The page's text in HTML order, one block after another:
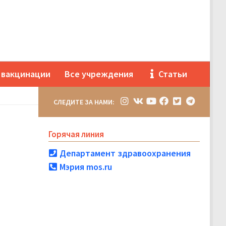
вакцинации Все учреждения Статьи
СЛЕДИТЕ ЗА НАМИ:
Горячая линия
Департамент здравоохранения
Мэрия mos.ru